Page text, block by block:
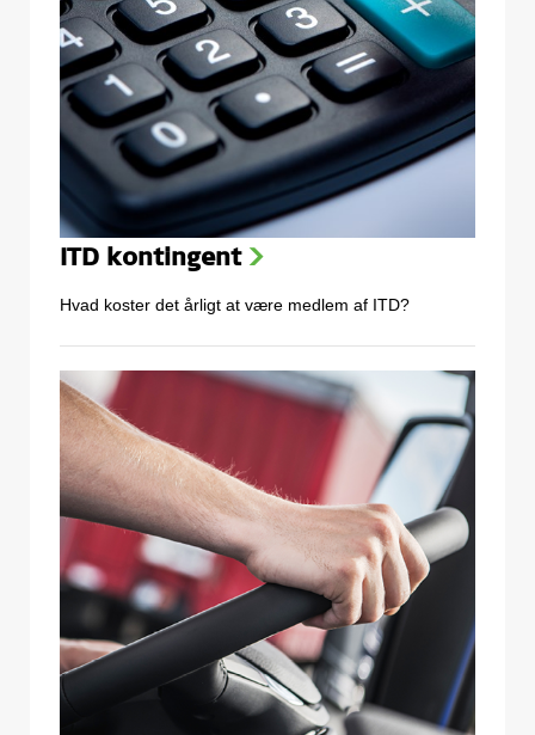
ITD kontingent >
Hvad koster det årligt at være medlem af ITD?